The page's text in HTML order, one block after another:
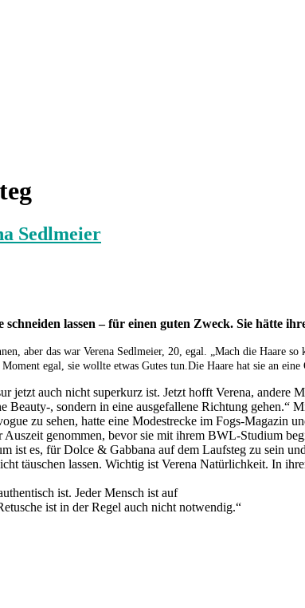
Sedlmeier
schneiden lassen – für einen guten Zweck. Sie hätte
aber das war Verena Sedlmeier, 20, egal. „Mach die Haare
egal, sie wollte etwas Gutes tun.Die Haare hat sie an
jetzt auch nicht superkurz ist. Jetzt hofft Verena, andere
Beauty-, sondern in eine ausgefallene Richtung gehen.“
zu sehen, hatte eine Modestrecke im Fogs-Magazin
Auszeit genommen, bevor sie mit ihrem BWL-Studium
ist es, für Dolce & Gabbana auf dem Laufsteg zu sein
täuschen lassen. Wichtig ist Verena Natürlichkeit. In
ist. Jeder Mensch ist auf
ist in der Regel auch nicht notwendig.“